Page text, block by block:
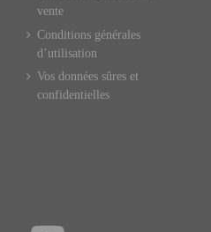
vente
Conditions générales
d’utilisation
Vos données sûres et
confidentielles